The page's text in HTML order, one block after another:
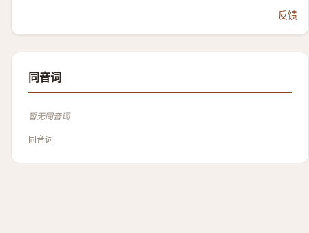
反馈
同音词
暂无同音词
同音词